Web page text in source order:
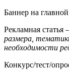
Баннер на
Рекламная
размера,
необходимости
Конкурс/тест/